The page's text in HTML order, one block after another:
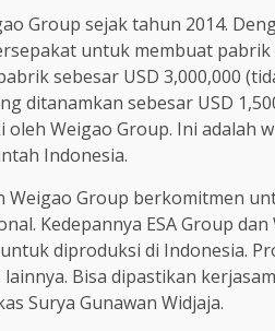
Group sejak tahun 2014.
untuk membuat
sebesar USD 3,000,000
ditanamkan sebesar USD
Weigao Group. Ini adalah
Indonesia.
Weigao Group berkomitmen
Kedepannya ESA Group
diproduksi di Indonesia.
Bisa dipastikan
Surya Gunawan Widjaja.